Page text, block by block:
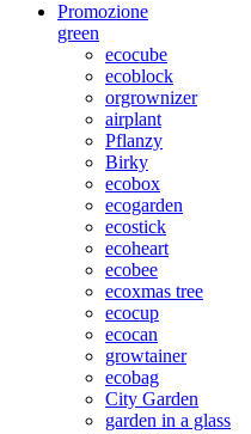
Promozione
green
ecocube
ecoblock
orgrownizer
airplant
Pflanzy
Birky
ecobox
ecogarden
ecostick
ecoheart
ecobee
ecoxmas tree
ecocup
ecocan
growtainer
ecobag
City Garden
garden in a glass